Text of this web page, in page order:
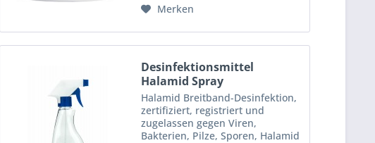
Haushalt,...
Merken
Desinfektionsmittel
Halamid Spray
zuverlässige...
Halamid Breitband-Desinfektion,
zertifiziert, registriert und
zugelassen gegen Viren,
Bakterien, Pilze, Sporen, Halamid